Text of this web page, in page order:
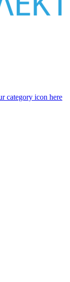
category icon here